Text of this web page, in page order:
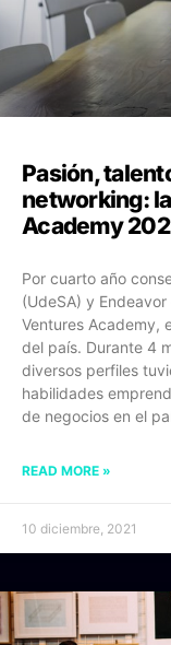
Pasión,
networking:
Academy
Por cuarto año
(UdeSA) y
Ventures Academy,
del país. Durante 4
diversos perfiles
habilidades
de negocios en el
READ MORE »
10 diciembre, 2021